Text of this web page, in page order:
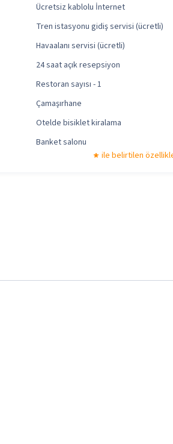
Ücretsiz kablolu İnternet
Tren istasyonu gidiş servisi (ücretli)
Havaalanı servisi (ücretli)
24 saat açık resepsiyon
Restoran sayısı - 1
Çamaşırhane
Otelde bisiklet kiralama
Banket salonu
ile belirtilen